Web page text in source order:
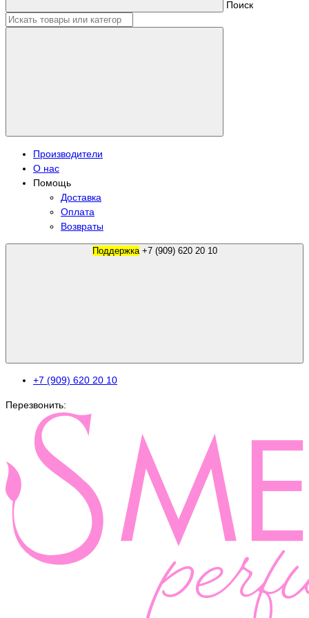
Поиск
Производители
О нас
Помощь
Доставка
Оплата
Возвраты
Поддержка +7 (909) 620 20 10
+7 (909) 620 20 10
Перезвонить: